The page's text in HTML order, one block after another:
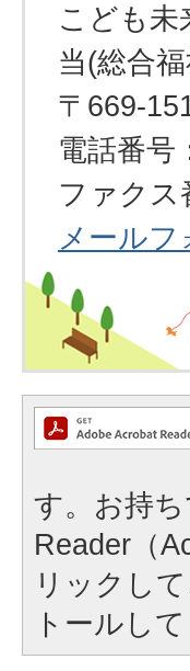
こども未
当(総合
〒669-
電話番号
ファクス
メール
す。お持
Reader（
リックし
トールし